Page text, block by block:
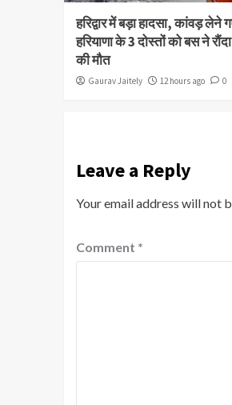
हरिद्वार में बड़ा हादसा, कांवड़ लेने
हरियाणा के 3 दोस्तों को बस ने
की मौत
Gaurav Jaitely 12 hours ago 0
Leave a Reply
Your email address will not
Comment *